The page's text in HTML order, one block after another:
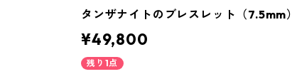
タンザナイトのブレスレット（7.5mm）
¥49,800
残り1点